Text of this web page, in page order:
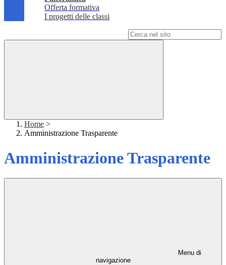
Offerta formativa
I progetti delle classi
Home >
Amministrazione Trasparente
Amministrazione Trasparente
Menu di
navigazione